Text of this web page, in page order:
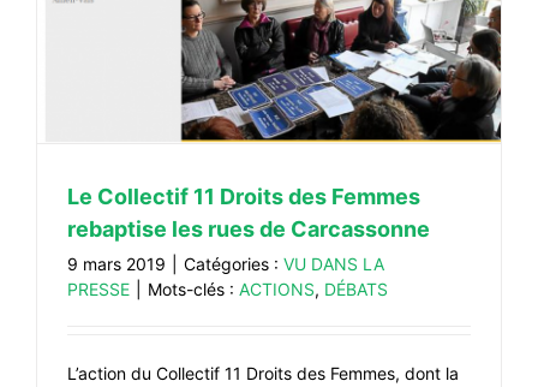
Le Collectif 11 Droits des Femmes
rebaptise les rues de Carcassonne
9 mars 2019 Catégories : VU DANS LA
PRESSE
Mots-clés : ACTIONS, DÉBATS
L’action du Collectif 11 Droits des Femmes, dont la